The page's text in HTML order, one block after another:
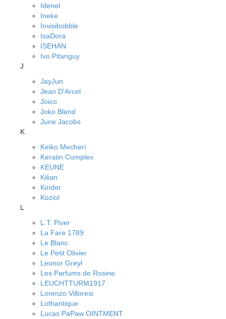
Idenel
Ineke
Invisibobble
IsaDora
ISEHAN
Ivo Pitanguy
J
JayJun
Jean D'Arcel
Joico
Joko Blend
June Jacobs
K
Keiko Mecheri
Keratin Complex
KEUNE
Kilian
Kinder
Koziol
L
L.T. Piver
La Fare 1789
Le Blanc
Le Petit Olivier
Leonor Greyl
Les Parfums de Rosine
LEUCHTTURM1917
Lorenzo Villoresi
Lothantique
Lucas PaPaw OINTMENT